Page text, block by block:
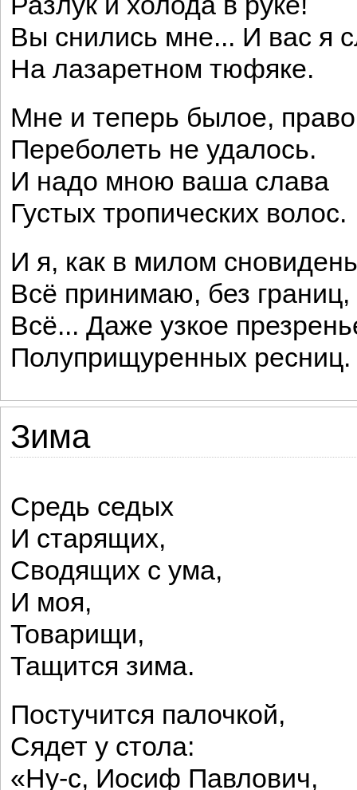
Вы снились мне... И вас я
На лазаретном тюфяке.
Мне и теперь былое,
Переболеть не удалось.
И надо мною ваша слава
Густых тропических волос.
И я, как в милом
Всё принимаю, без границ,
Всё... Даже узкое
Полуприщуренных ресниц.
Зима
Средь седых
И старящих,
Сводящих с ума,
И моя,
Товарищи,
Тащится зима.
Постучится палочкой,
Сядет у стола:
«Ну-с, Иосиф Павлович,